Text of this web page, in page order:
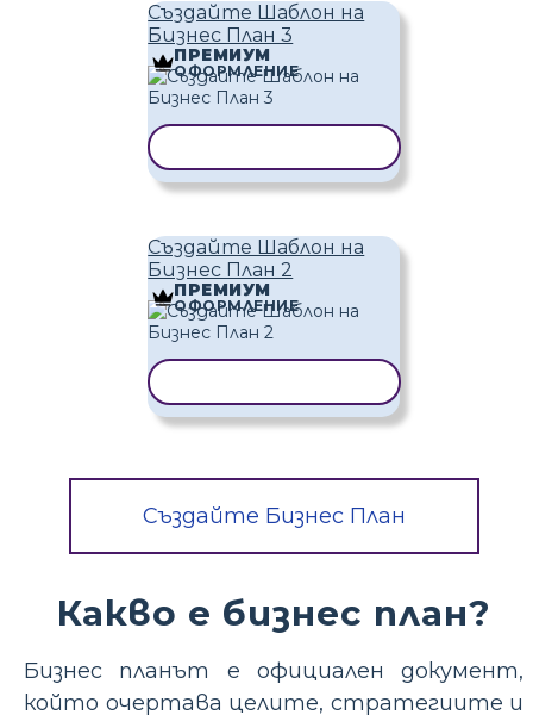
Създайте Шаблон на
Бизнес План 3
ПРЕМИУМ
ОФОРМЛЕНИЕ
Създайте Шаблон на
Бизнес План 2
ПРЕМИУМ
ОФОРМЛЕНИЕ
Създайте Бизнес План
Какво е бизнес план?
Бизнес планът е официален документ,
който очертава целите, стратегиите и